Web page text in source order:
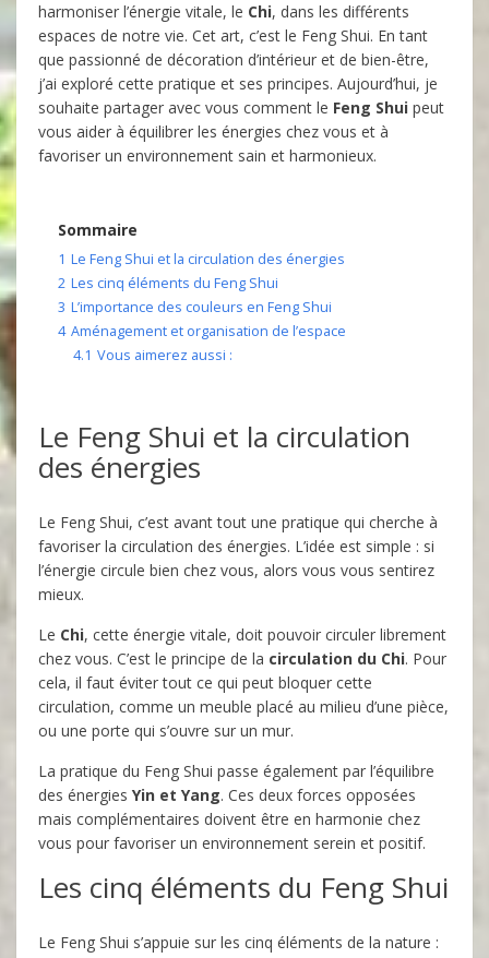
harmoniser l’énergie vitale, le Chi, dans les différents
espaces de notre vie. Cet art, c’est le Feng Shui. En tant
que passionné de décoration d’intérieur et de bien-être,
j’ai exploré cette pratique et ses principes. Aujourd’hui, je
souhaite partager avec vous comment le Feng Shui peut
vous aider à équilibrer les énergies chez vous et à
favoriser un environnement sain et harmonieux.
Sommaire
1 Le Feng Shui et la circulation des énergies
2 Les cinq éléments du Feng Shui
3 L’importance des couleurs en Feng Shui
4 Aménagement et organisation de l’espace
4.1 Vous aimerez aussi :
Le Feng Shui et la circulation
des énergies
Le Feng Shui, c’est avant tout une pratique qui cherche à
favoriser la circulation des énergies. L’idée est simple : si
l’énergie circule bien chez vous, alors vous vous sentirez
mieux.
Le Chi, cette énergie vitale, doit pouvoir circuler librement
chez vous. C’est le principe de la circulation du Chi. Pour
cela, il faut éviter tout ce qui peut bloquer cette
circulation, comme un meuble placé au milieu d’une pièce,
ou une porte qui s’ouvre sur un mur.
La pratique du Feng Shui passe également par l’équilibre
des énergies Yin et Yang. Ces deux forces opposées
mais complémentaires doivent être en harmonie chez
vous pour favoriser un environnement serein et positif.
Les cinq éléments du Feng Shui
Le Feng Shui s’appuie sur les cinq éléments de la nature :